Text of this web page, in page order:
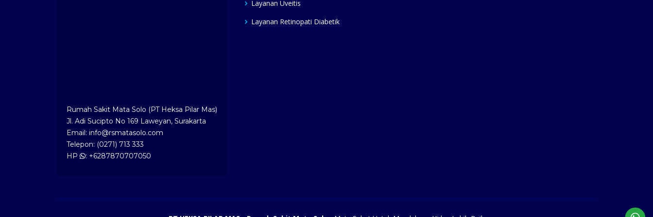
Rumah Sakit Mata Solo (PT Heksa Pilar Mas)
Jl. Adi Sucipto No 169 Laweyan, Surakarta
Email: info@rsmatasolo.com
Telepon: (0271) 713 333
HP
: +6287870707050
Layanan Uveitis
Layanan Retinopati Diabetik